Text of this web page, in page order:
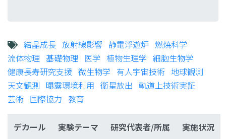
結晶成長 放射線影響 静電浮遊炉 燃焼科学
流体物理 基礎物理 医学 植物生理学 細胞生物学
健康長寿研究支援 微生物学 有人宇宙技術 地球観測
天文観測 曝露環境利用 衛星放出 軌道上技術実証
芸術 国際協力 教育
デカール 実験テーマ 研究代表者/所属 実施状況